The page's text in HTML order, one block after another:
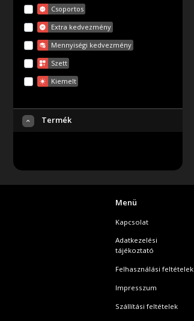
Csoportos
Extra kedvezmény
Mennyiségi kedvezmény
Szett
Kiemelt
Termék
Menü
Kapcsolat
Adatkezelési
tájékoztató
Felhasználási feltételek
Impresszum
Szállítási feltételek